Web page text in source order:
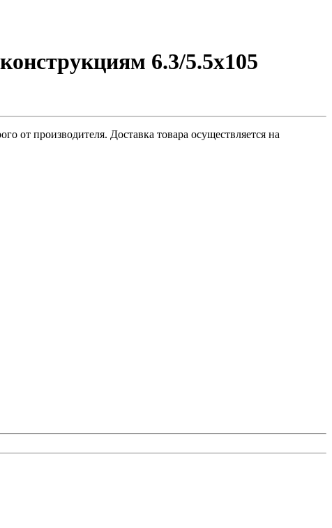
6.3/5.5х105
от производителя. Доставка товара осуществляется на